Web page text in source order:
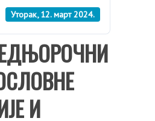
Уторак, 12. март 2024.
И